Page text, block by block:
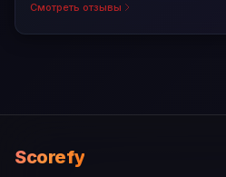
Смотреть отзывы
Scorefy